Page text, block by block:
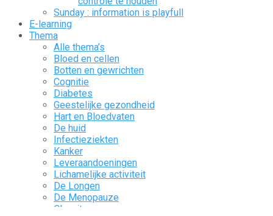
Sunday : information is playfull
E-learning
Thema
Alle thema’s
Bloed en cellen
Botten en gewrichten
Cognitie
Diabetes
Geestelijke gezondheid
Hart en Bloedvaten
De huid
Infectieziekten
Kanker
Leveraandoeningen
Lichamelijke activiteit
De Longen
De Menopauze
Obesitas